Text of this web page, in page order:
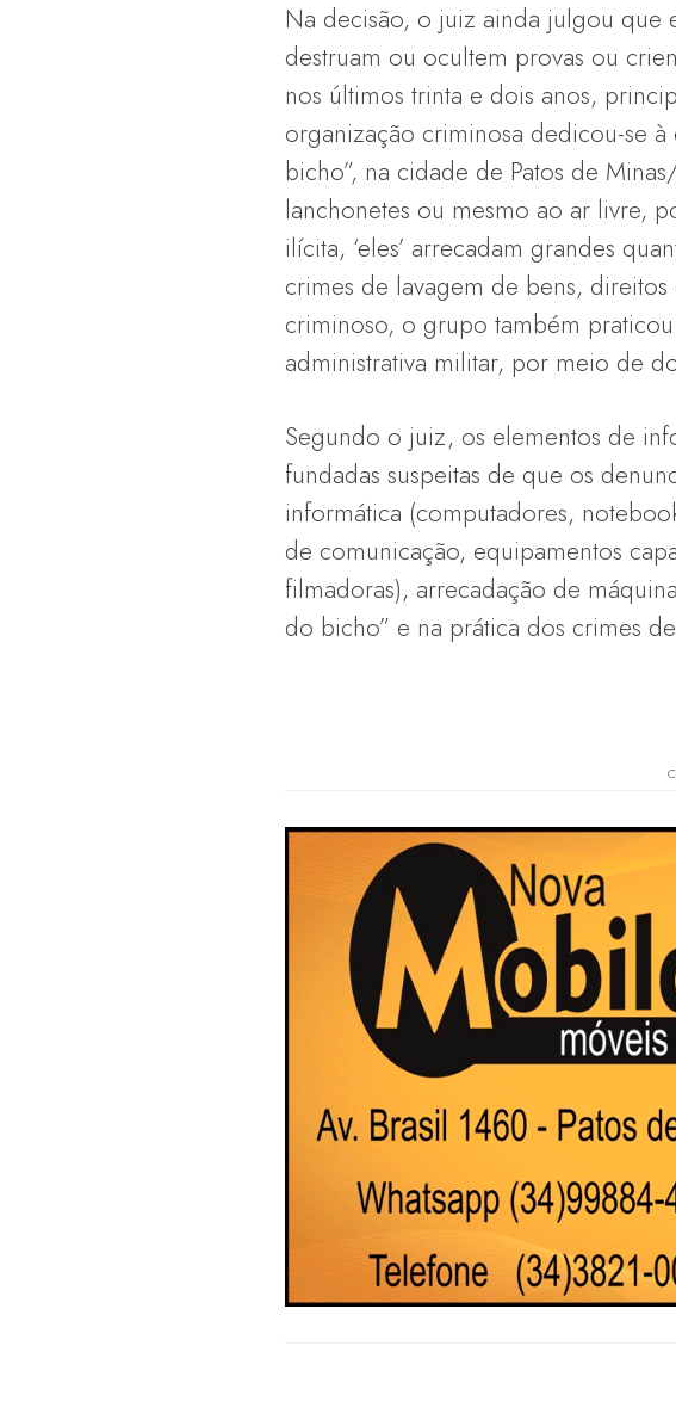
Na decisão, o juiz ainda julgou que
destruam ou ocultem provas ou
nos últimos trinta e dois anos,
organização criminosa dedicou-se
bicho”, na cidade de Patos de
lanchonetes ou mesmo ao ar livre,
ilícita, ‘eles’ arrecadam grandes
crimes de lavagem de bens,
criminoso, o grupo também
administrativa militar, por meio de
Segundo o juiz, os elementos de
fundadas suspeitas de que os
informática (computadores,
de comunicação, equipamentos
filmadoras), arrecadação de
do bicho” e na prática dos crimes